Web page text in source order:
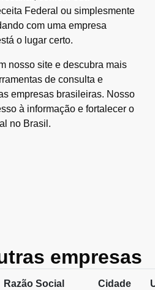
Federal ou simplesmente
com uma empresa
o lugar certo.
nosso site e descubra mais
de consulta e
empresas brasileiras. Nosso
à informação e fortalecer o
no Brasil.
empresas
Razão Social Cidade